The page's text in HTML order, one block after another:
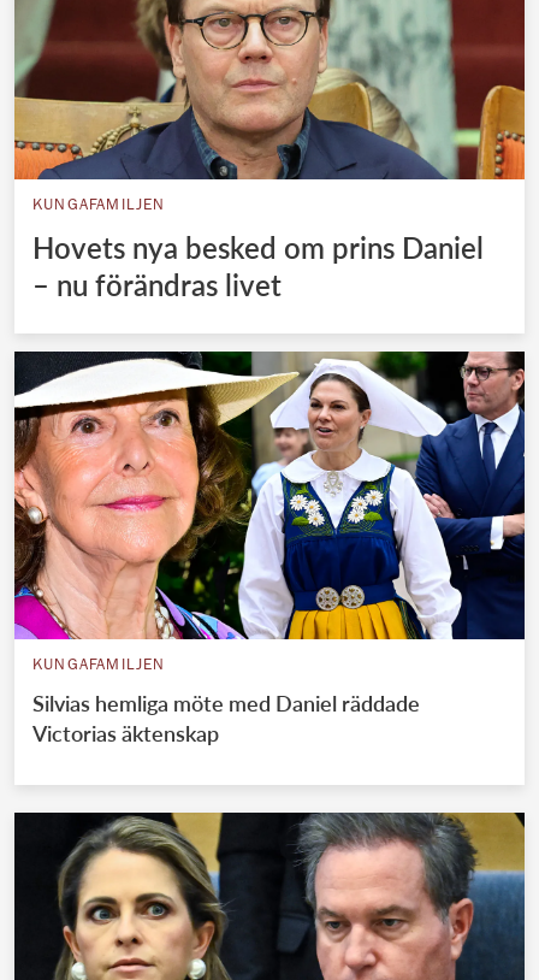
KUNGAFAMILJEN
Hovets nya besked om prins Daniel
– nu förändras livet
KUNGAFAMILJEN
Silvias hemliga möte med Daniel räddade
Victorias äktenskap